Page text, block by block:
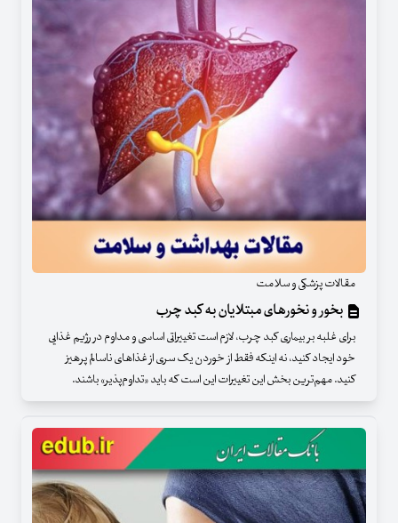
مقالات پزشکی و سلامت
بخور و نخورهای مبتلایان به کبد چرب
برای غلبه بر بیماری کبد چرب، لازم است تغییراتی اساسی و مداوم در رژیم غذایی
خود ایجاد کنید، نه اینکه فقط از خوردن یک سری از غذاهای ناسالم پرهیز
کنید. مهم‌ترین بخش این تغییرات این است که باید «تداوم‌پذیر» باشند.